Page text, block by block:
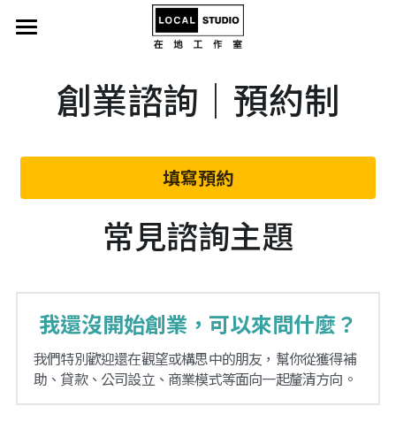
電腦硬體
LINE@製作服務
小額贊助
電動升降桌-到府安裝
電腦螢幕支架-到府安裝
創業諮詢｜預約制
填寫預約
常見諮詢主題
我還沒開始創業，可以來問什麼？
我們特別歡迎還在觀望或構思中的朋友，幫你從獲得補
助、貸款、公司設立、商業模式等面向一起釐清方向。